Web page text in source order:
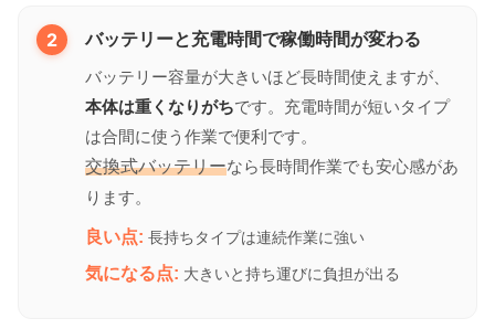
2 バッテリーと充電時間で稼働時間が変わる
バッテリー容量が大きいほど長時間使えますが、
本体は重くなりがちです。充電時間が短いタイプ
は合間に使う作業で便利です。
交換式バッテリーなら長時間作業でも安心感があ
ります。
良い点: 長持ちタイプは連続作業に強い
気になる点: 大きいと持ち運びに負担が出る